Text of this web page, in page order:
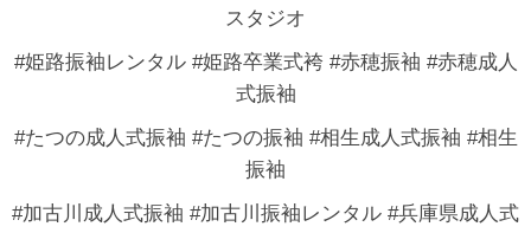
スタジオ
#姫路振袖レンタル #姫路卒業式袴 #赤穂振袖 #赤穂成人
式振袖
#たつの成人式振袖 #たつの振袖 #相生成人式振袖 #相生
振袖
#加古川成人式振袖 #加古川振袖レンタル #兵庫県成人式